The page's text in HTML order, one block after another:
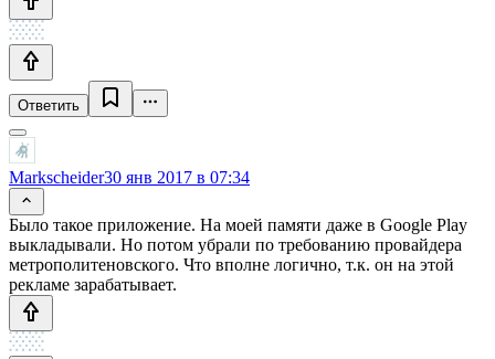
Ответить
Markscheider30 янв 2017 в 07:34
Было такое приложение. На моей памяти даже в Google Play
выкладывали. Но потом убрали по требованию провайдера
метрополитеновского. Что вполне логично, т.к. он на этой
рекламе зарабатывает.